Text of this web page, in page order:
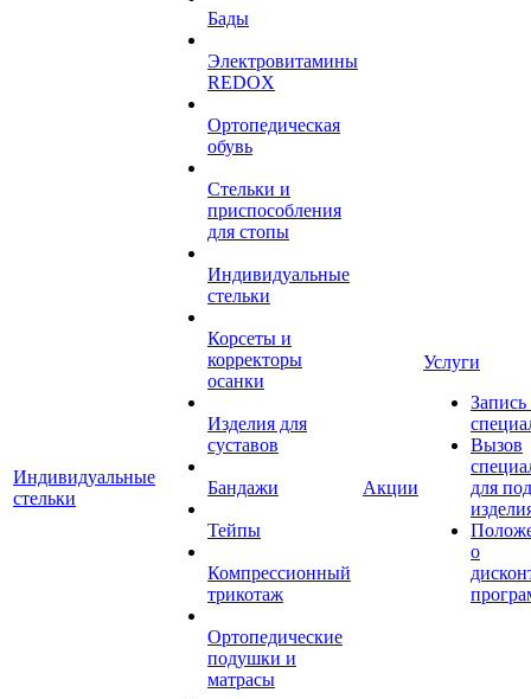
Индивидуальные
стельки
Бады
Электровитамины
REDOX
Ортопедическая
обувь
Стельки и
приспособления
для стопы
Индивидуальные
стельки
Корсеты и
корректоры
осанки
Изделия для
суставов
Бандажи
Тейпы
Компрессионный
трикотаж
Ортопедические
подушки и
матрасы
Акции
Услуги
Запись
Вызов
для
о